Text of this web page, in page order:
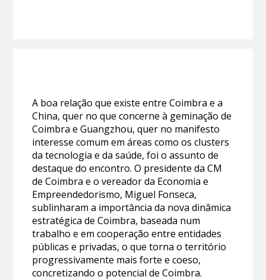
A boa relação que existe entre Coimbra e a
China, quer no que concerne à geminação de
Coimbra e Guangzhou, quer no manifesto
interesse comum em áreas como os clusters
da tecnologia e da saúde, foi o assunto de
destaque do encontro. O presidente da CM
de Coimbra e o vereador da Economia e
Empreendedorismo, Miguel Fonseca,
sublinharam a importância da nova dinâmica
estratégica de Coimbra, baseada num
trabalho e em cooperação entre entidades
públicas e privadas, o que torna o território
progressivamente mais forte e coeso,
concretizando o potencial de Coimbra.